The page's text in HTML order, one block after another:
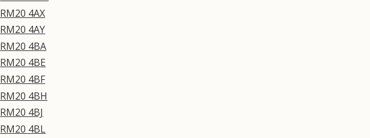
RM20 4AX
RM20 4AY
RM20 4BA
RM20 4BE
RM20 4BF
RM20 4BH
RM20 4BJ
RM20 4BL